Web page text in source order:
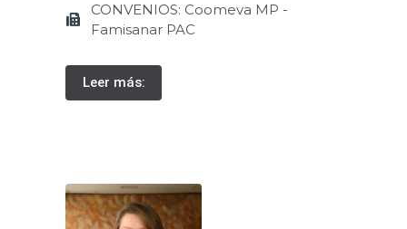
CONVENIOS: Coomeva MP -
Famisanar PAC
Leer más: